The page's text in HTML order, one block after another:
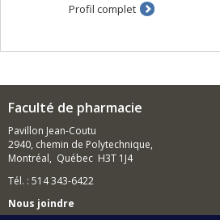
Profil complet
Faculté de pharmacie
Pavillon Jean-Coutu
2940, chemin de Polytechnique,
Montréal, Québec H3T 1J4
Tél. : 514 343-6422
Nous joindre